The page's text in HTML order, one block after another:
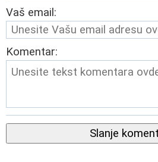
Vaš email:
Komentar:
Slanje